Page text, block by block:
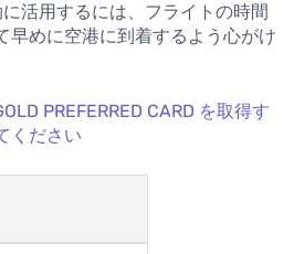
活用するには、フライトの時間
早めに空港に到着するよう心がけ
PREFERRED CARD を取得す
ください